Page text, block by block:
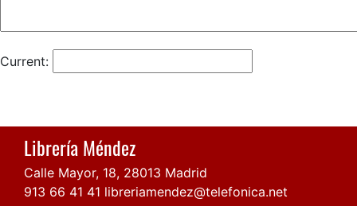
Current:
Librería Méndez
Calle Mayor, 18, 28013 Madrid
913 66 41 41 libreriamendez@telefonica.net